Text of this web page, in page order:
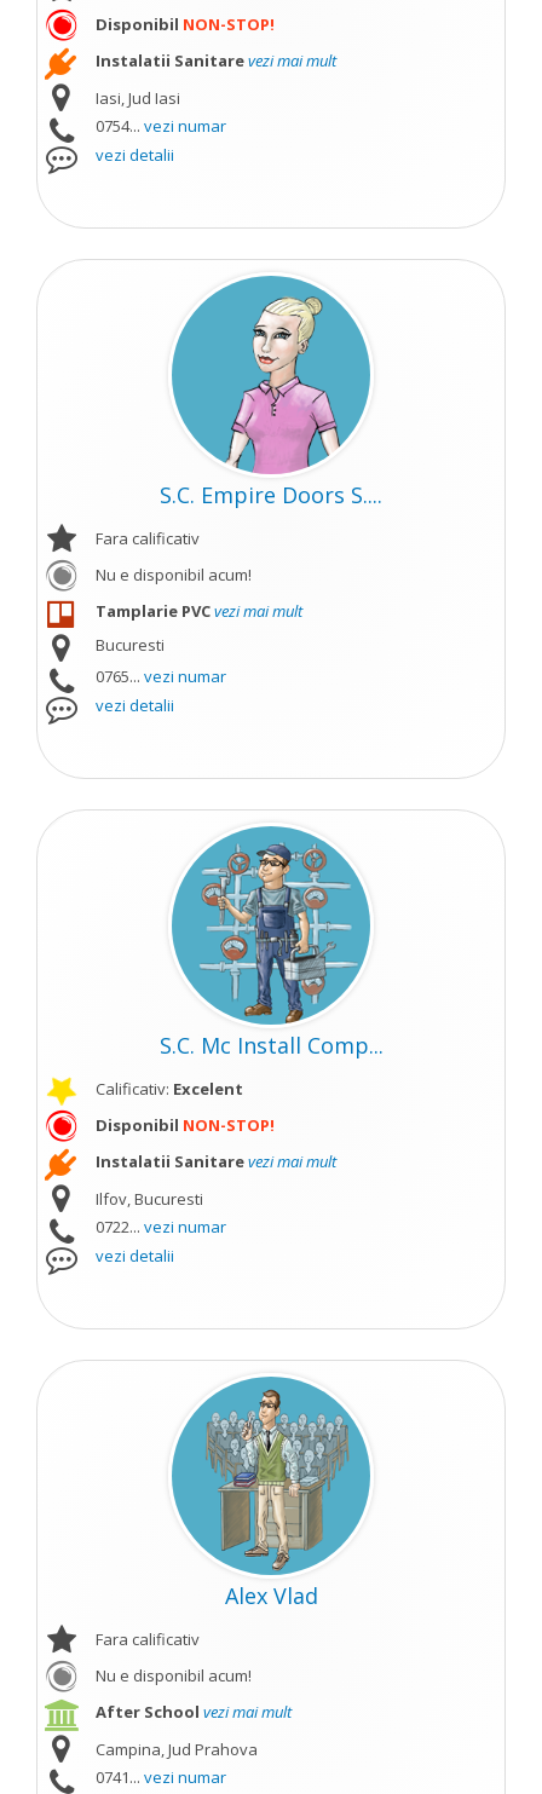
Disponibil NON-STOP!
Instalatii Sanitarevezi mai mult
Iasi, Jud Iasi
0754... vezi numar
vezi detalii
S.C. Empire Doors S....
Fara calificativ
Nu e disponibil acum!
Tamplarie PVCvezi mai mult
Bucuresti
0765... vezi numar
vezi detalii
S.C. Mc Install Comp...
Calificativ: Excelent
Disponibil NON-STOP!
Instalatii Sanitarevezi mai mult
Ilfov, Bucuresti
0722... vezi numar
vezi detalii
Alex Vlad
Fara calificativ
Nu e disponibil acum!
After School vezi mai mult
Campina, Jud Prahova
0741... vezi numar